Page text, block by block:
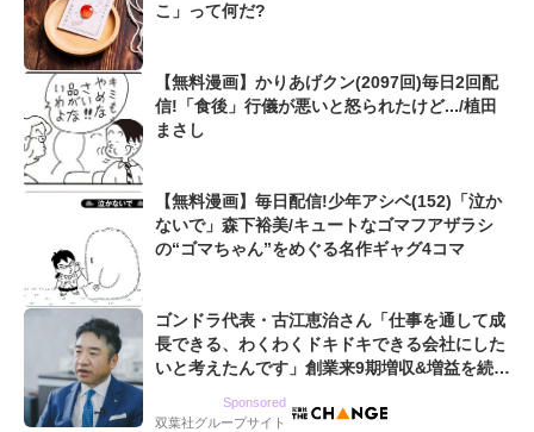
こ」って何だ?
【無料漫画】かりあげクン(2097回)毎日2回配
信!「食後」行儀が悪いと怒られたけど.../植田
まさし
【無料漫画】毎日配信!少年アシベ(152)「泣か
ないで」森下裕美/キュートなゴマフアザラシ
の“ゴマちゃん”をめぐる名作ギャグ4コマ
ゴンドラ代表・古江恵治さん「仕事を通して成
長できる、わくわくドキドキできる会社にした
いと考えたんです」創業来9期増収&増益を続け
Sponsored
双葉社グループサイト